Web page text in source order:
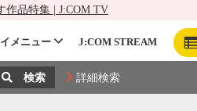
作品特集 | J:COM TV
メニュー J:COM STREAM
詳細検索